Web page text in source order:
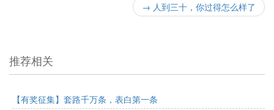
→ 人到三十，你过得怎么样了
推荐相关
【有奖征集】套路千万条，表白第一条